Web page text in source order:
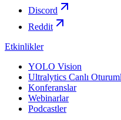
Discord
Reddit
Etkinlikler
YOLO Vision
Ultralytics Canlı
Konferanslar
Webinarlar
Podcastler